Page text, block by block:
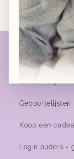
Geboortelijsten
Koop een
Login ouders -
Nieuwe
Ps: geen